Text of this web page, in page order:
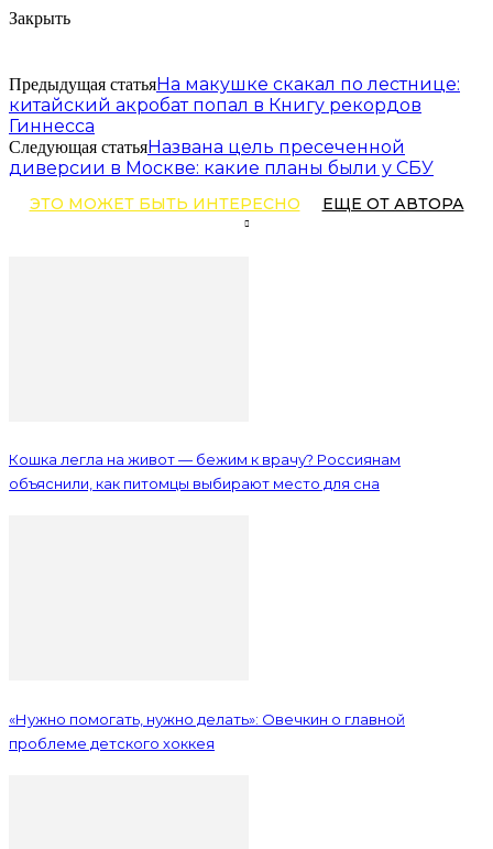
Закрыть
Предыдущая статьяНа макушке скакал по лестнице:
китайский акробат попал в Книгу рекордов
Гиннесса
Следующая статьяНазвана цель пресеченной
диверсии в Москве: какие планы были у СБУ
ЭТО МОЖЕТ БЫТЬ ИНТЕРЕСНО ЕЩЕ ОТ АВТОРА
Кошка легла на живот — бежим к врачу? Россиянам
объяснили, как питомцы выбирают место для сна
«Нужно помогать, нужно делать»: Овечкин о главной
проблеме детского хоккея